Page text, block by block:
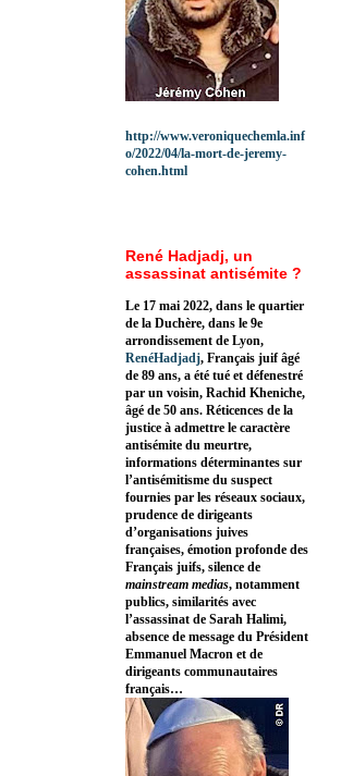
http://www.veroniquechemla.inf
o/2022/04/la-mort-de-jeremy-
cohen.html
René Hadjadj, un
assassinat antisémite ?
Le 17 mai 2022, dans le quartier
de la Duchère, dans le 9e
arrondissement de Lyon,
RenéHadjadj, Français juif âgé
de 89 ans, a été tué et défenestré
par un voisin, Rachid Kheniche,
âgé de 50 ans. Réticences de la
justice à admettre le caractère
antisémite du meurtre,
informations déterminantes sur
l’antisémitisme du suspect
fournies par les réseaux sociaux,
prudence de dirigeants
d’organisations juives
françaises, émotion profonde des
Français juifs, silence de
mainstream medias, notamment
publics, similarités avec
l’assassinat de Sarah Halimi,
absence de message du Président
Emmanuel Macron et de
dirigeants communautaires
français…